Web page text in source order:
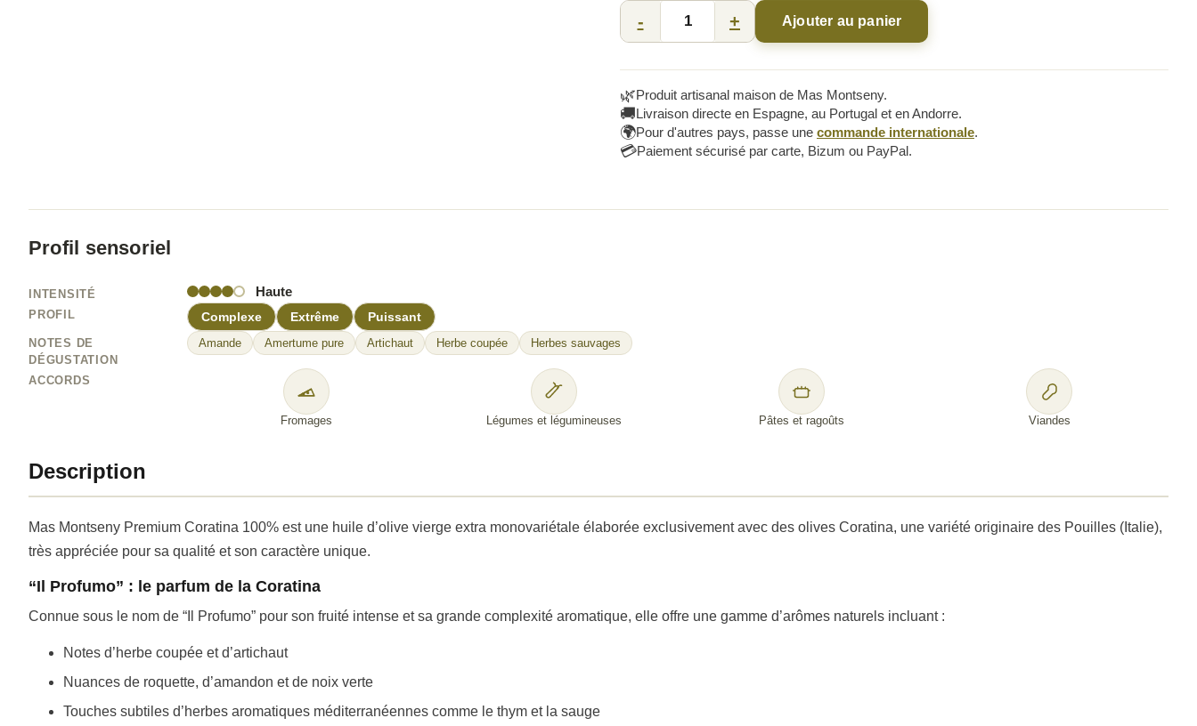
-
Huile d’olive PREMIUM CORATINA 100% quantity
+ Ajouter au panier
🌿Produit artisanal maison de Mas Montseny.
🚚Livraison directe en Espagne, au Portugal et en Andorre.
🌍Pour d'autres pays, passe une commande internationale.
💳Paiement sécurisé par carte, Bizum ou PayPal.
Profil sensoriel
INTENSITÉ Haute
PROFIL Complexe Extrême Puissant
NOTES DE
DÉGUSTATION
Amande Amertume pure Artichaut Herbe coupée Herbes sauvages
ACCORDS
Fromages Légumes et légumineuses Pâtes et ragoûts Viandes
Description
Mas Montseny Premium Coratina 100% est une huile d’olive vierge extra monovariétale élaborée exclusivement avec des olives Coratina, une variété originaire des Pouilles (Italie),
très appréciée pour sa qualité et son caractère unique.
“Il Profumo” : le parfum de la Coratina
Connue sous le nom de “Il Profumo” pour son fruité intense et sa grande complexité aromatique, elle offre une gamme d’arômes naturels incluant :
Notes d’herbe coupée et d’artichaut
Nuances de roquette, d’amandon et de noix verte
Touches subtiles d’herbes aromatiques méditerranéennes comme le thym et la sauge